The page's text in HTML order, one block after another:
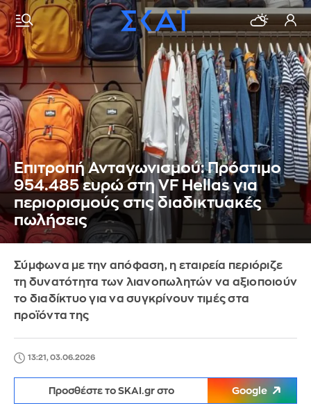
Επιτροπή Ανταγωνισμού: Πρόστιμο
954.485 ευρώ στη VF Hellas για
περιορισμούς στις διαδικτυακές
πωλήσεις
Σύμφωνα με την απόφαση, η εταιρεία περιόριζε
τη δυνατότητα των λιανοπωλητών να αξιοποιούν
το διαδίκτυο για να συγκρίνουν τιμές στα
προϊόντα της
13:21, 03.06.2026
Προσθέστε το SKAI.gr στο Google